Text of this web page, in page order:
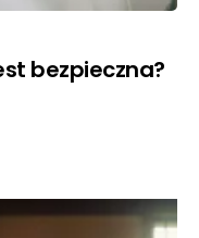
bezpieczna?